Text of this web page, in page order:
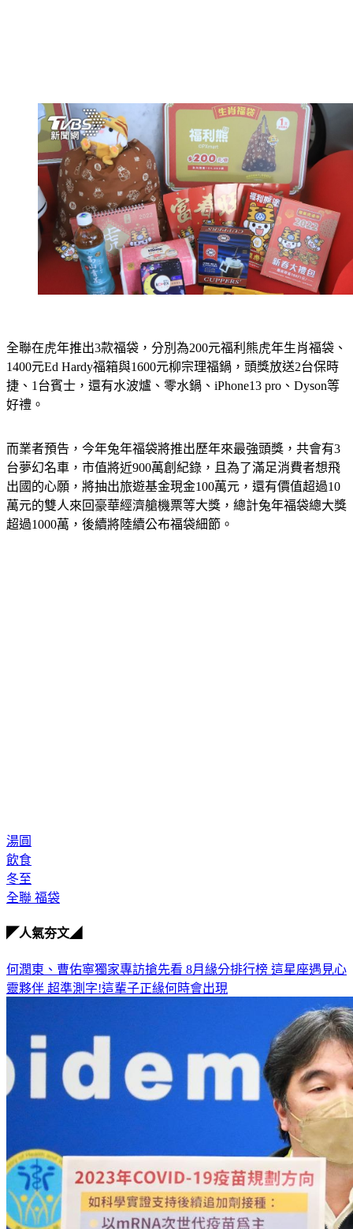
全聯在虎年推出3款福袋，分別為200元福利熊虎年生肖福袋、
1400元Ed Hardy福箱與1600元柳宗理福鍋，頭獎放送2台保時
捷、1台賓士，還有水波爐、零水鍋、iPhone13 pro、Dyson等
好禮。
而業者預告，今年兔年福袋將推出歷年來最強頭獎，共會有3
台夢幻名車，市值將近900萬創紀錄，且為了滿足消費者想飛
出國的心願，將抽出旅遊基金現金100萬元，還有價值超過10
萬元的雙人來回豪華經濟艙機票等大獎，總計兔年福袋總大獎
超過1000萬，後續將陸續公布福袋細節。
湯圓
飲食
冬至
全聯 福袋
◤人氣夯文◢
何潤東、曹佑寧獨家專訪搶先看 8月緣分排行榜 這星座遇見心
靈夥伴 超準測字!這輩子正緣何時會出現